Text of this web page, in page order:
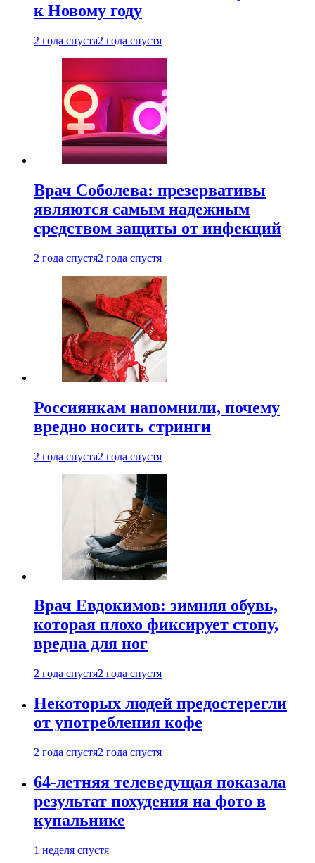
к Новому году
2 года спустя2 года спустя
Врач Соболева: презервативы
являются самым надежным
средством защиты от инфекций
2 года спустя2 года спустя
Россиянкам напомнили, почему
вредно носить стринги
2 года спустя2 года спустя
Врач Евдокимов: зимняя обувь,
которая плохо фиксирует стопу,
вредна для ног
2 года спустя2 года спустя
Некоторых людей предостерегли
от употребления кофе
2 года спустя2 года спустя
64-летняя телеведущая показала
результат похудения на фото в
купальнике
1 неделя спустя